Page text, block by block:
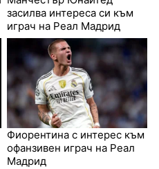
засилва интереса си към
играч на Реал Мадрид
Фиорентина с интерес към
офанзивен играч на Реал
Мадрид